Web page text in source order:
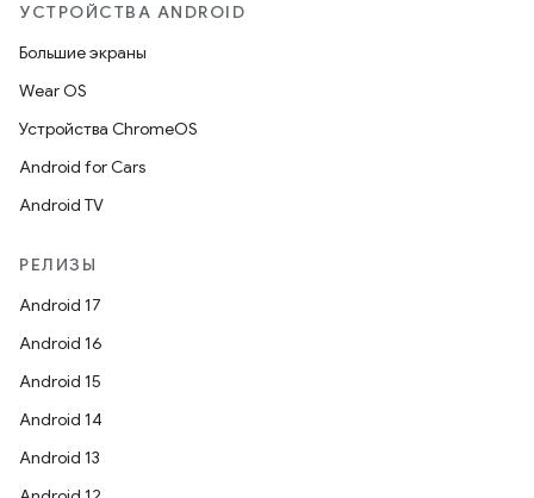
УСТРОЙСТВА ANDROID
Большие экраны
Wear OS
Устройства ChromeOS
Android for Cars
Android TV
РЕЛИЗЫ
Android 17
Android 16
Android 15
Android 14
Android 13